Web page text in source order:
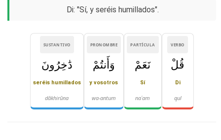
Di: "Sí, y seréis humillados".
VERBO
قُلْ
Di
qul
PARTÍCULA
نَعَمْ
Sí
naʿam
PRONOMBRE
وَأَنتُمْ
y vosotros
wa-antum
SUSTANTIVO
دَٰخِرُونَ
seréis humillados
dākhirūna